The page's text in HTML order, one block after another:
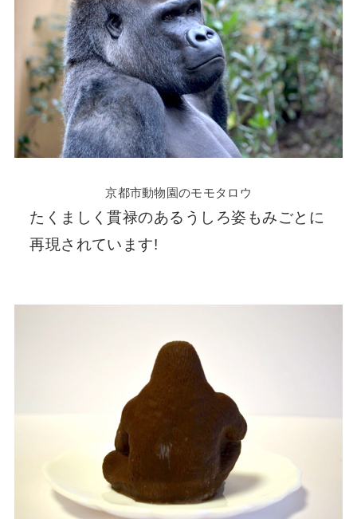
京都市動物園のモモタロウ
たくましく貫禄のあるうしろ姿もみごとに
再現されています!